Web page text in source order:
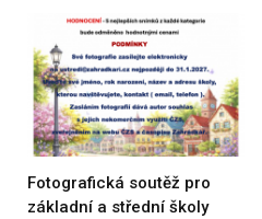
Fotografická soutěž pro
základní a střední školy